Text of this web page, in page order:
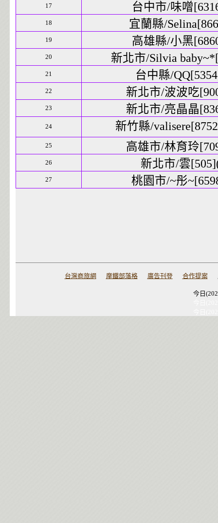
17 台中市/味噌
18 宜蘭縣/
19 高雄縣/小黑
20 新北市/Silvia
21 台中縣/
22 新北市/波波吃
23 新北市/亮晶晶
24 新竹縣/
25 高雄市/林育玲
26 新北市/雲
27 桃園市/~彤
台灣商旅網 摩鐵部落格 廣告刊登 合作提案
今日